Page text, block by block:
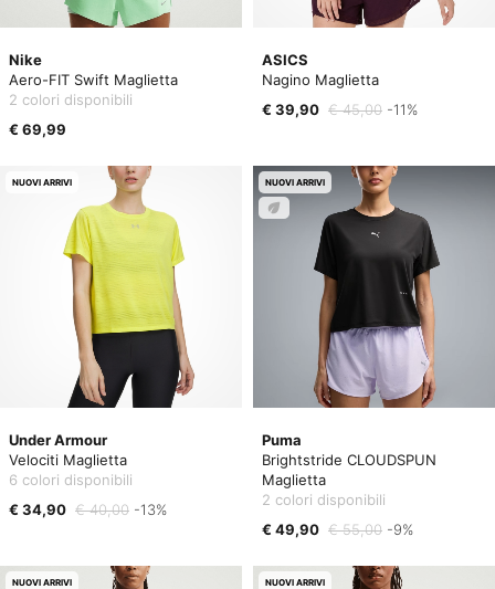
Nike
Aero-FIT Swift Maglietta
2 colori disponibili
€ 69,99
ASICS
Nagino Maglietta
€ 39,90 € 45,00 -11%
Under Armour
Velociti Maglietta
6 colori disponibili
€ 34,90 € 40,00 -13%
NUOVI ARRIVI
Puma
Brightstride CLOUDSPUN
Maglietta
2 colori disponibili
€ 49,90 € 55,00 -9%
NUOVI ARRIVI
NUOVI ARRIVI NUOVI ARRIVI